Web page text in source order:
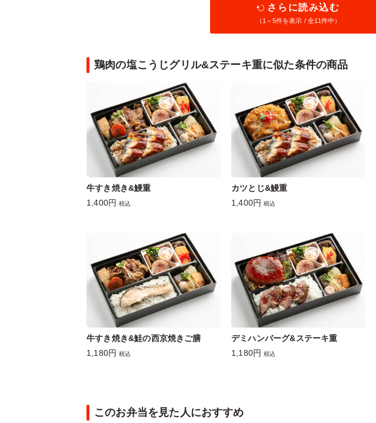
さらに読み込む
（1～5件を表示 / 全11件中）
鶏肉の塩こうじグリル&ステーキ重に似た条件の商品
牛すき焼き&鰻重
1,400円 税込
カツとじ&鰻重
1,400円 税込
牛すき焼き&鮭の西京焼きご膳
1,180円 税込
デミハンバーグ&ステーキ重
1,180円 税込
このお弁当を見た人におすすめ